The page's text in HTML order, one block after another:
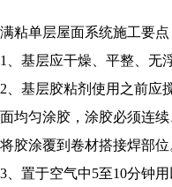
满粘单层屋面系统施工要点
1、基层应干燥、平整、无
2、基层胶粘剂使用之前应
面均匀涂胶，涂胶必须连
将胶涂覆到卷材搭接焊部位
3、置于空气中5至10分钟